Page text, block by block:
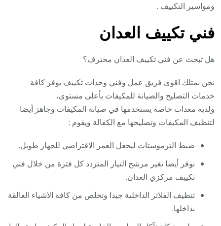
ومواسير التكييف .
فني تكييف العدان
هل تبحث عن فني تكييف العدان محترف؟
نحن نمتلك اقوى فريق عمل وفني وحدات تكييف يوفر كافة
خدمات التصليح والصيانة للمكيفات بأعلى مستوى،
ولديه معدات خاصة يستخدمها في صيانة المكيفات وجاهز أيضا
لتنظيف المكيفات وتصليحها مع الكفالة ويقوم :
ضبط الترموستات ليجعل العمر الافتراضي للجهاز طويل.
نوفر أيضا تغير مرشح التيار المتردد كل فترة من خلال فني
تكييف مركزي العدان.
تنظيف الفلاتر الداخلية جيدا وتخلص من كافة الاشياء العالقة
بداخلها.